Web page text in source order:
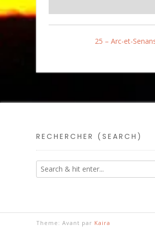
25 – Arc-et-
RECHERCHER (SEARCH)
Theme: Avant par Kaira